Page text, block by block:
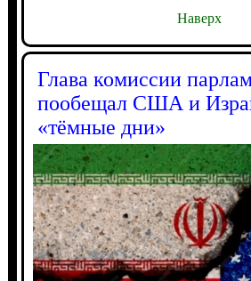
Наверх
Глава комиссии
пообещал США и
«тёмные дни»